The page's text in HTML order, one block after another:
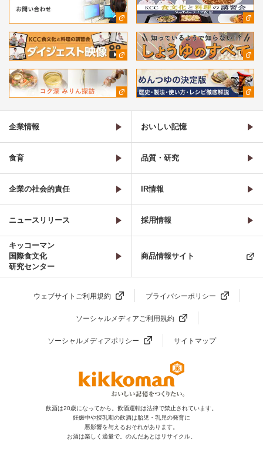
企業情報 おいしい記憶
食育 品質・研究
企業の社会的責任 IR情報
ニュースリリース 採用情報
キッコーマン
国際食文化
研究センター
商品情報サイト
ウェブサイトご利用規約 プライバシーポリシー
ソーシャルメディアご利用規約
ソーシャルメディアポリシー サイトマップ
飲酒は20歳になってから。飲酒運転は法律で禁止されています。
妊娠中や授乳期の飲酒は胎児・乳児の発育に
悪影響を与えるおそれがあります。
お酒は楽しく適量で。のんだあとはリサイクル。